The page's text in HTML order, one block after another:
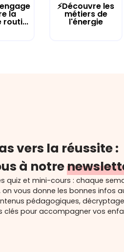
la
routi...
⚡Découvre les
métiers de
l'énergie
vers la réussite :
à notre
quiz et mini-cours : chaque
vous donne les bonnes infos
pédagogiques,
clés pour accompagner vos